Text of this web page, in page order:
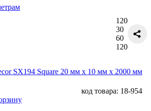
120
30
60
120
SX194 Square 20 мм х 10 мм х 2000 мм
код товара: 18-954